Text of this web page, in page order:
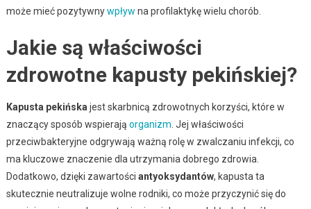
może mieć pozytywnywpływ na profilaktykę wielu chorób.
Jakie są właściwości
zdrowotne kapusty pekińskiej?
Kapusta pekińska jest skarbnicą zdrowotnych korzyści, które w
znaczący sposób wspierają organizm . Jej właściwości
przeciwbakteryjne odgrywają ważną rolę w zwalczaniu infekcji, co
ma kluczowe znaczenie dla utrzymania dobrego zdrowia.
Dodatkowo, dzięki zawartości antyoksydantów, kapusta ta
skutecznie neutralizuje wolne rodniki, co może przyczynić się do